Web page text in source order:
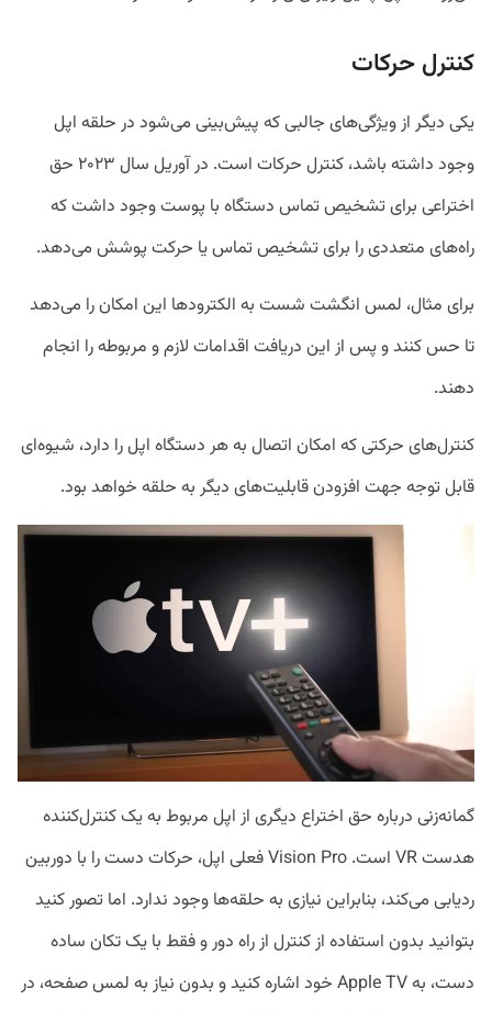
کنترل حرکات
یکی دیگر از ویژگی‌های جالبی که پیش‌بینی می‌شود در حلقه اپل
وجود داشته باشد، کنترل حرکات است. در آوریل سال ۲۰۲۳ حق
اختراعی برای تشخیص تماس دستگاه با پوست وجود داشت که
راه‌های متعددی را برای تشخیص تماس یا حرکت پوشش می‌دهد.
برای مثال، لمس انگشت شست به الکترودها این امکان را می‌دهد
تا حس کنند و پس از این دریافت اقدامات لازم و مربوطه را انجام
دهند.
کنترل‌های حرکتی که امکان اتصال به هر دستگاه اپل را دارد، شیوه‌ای
قابل توجه جهت افزودن قابلیت‌های دیگر به حلقه خواهد بود.
گمانه‌زنی درباره حق اختراع دیگری از اپل مربوط به یک کنترل‌کننده
هدست VR است. Vision Pro فعلی اپل، حرکات دست را با دوربین
ردیابی می‌کند، بنابراین نیازی به حلقه‌ها وجود ندارد. اما تصور کنید
بتوانید بدون استفاده از کنترل از راه دور و فقط با یک تکان ساده
دست، به Apple TV خود اشاره کنید و بدون نیاز به لمس صفحه، در